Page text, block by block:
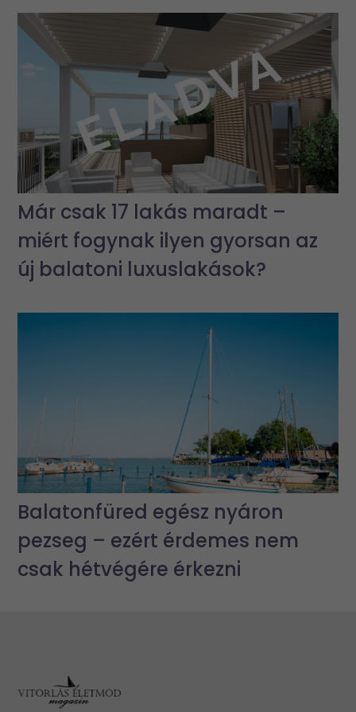
Már csak 17 lakás maradt –
miért fogynak ilyen gyorsan az
új balatoni luxuslakások?
Balatonfüred egész nyáron
pezseg – ezért érdemes nem
csak hétvégére érkezni